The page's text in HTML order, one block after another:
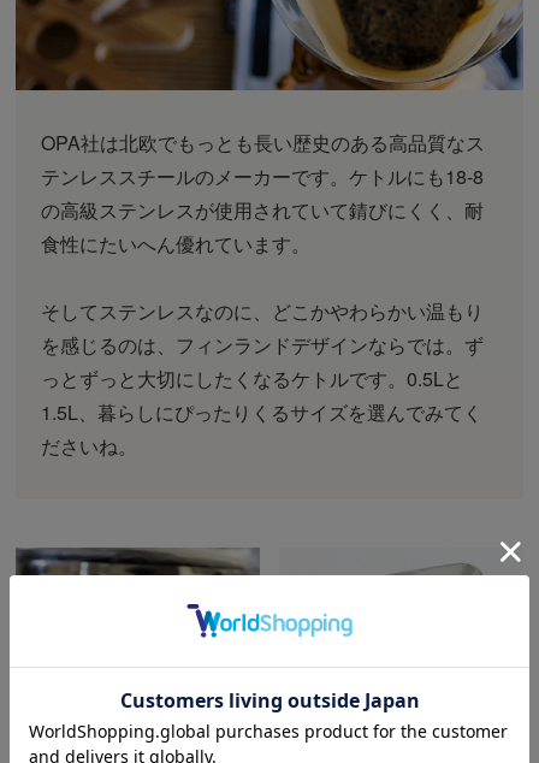
OPA社は北欧でもっとも長い歴史のある高品質なス
テンレススチールのメーカーです。ケトルにも18-8
の高級ステンレスが使用されていて錆びにくく、耐
食性にたいへん優れています。
そしてステンレスなのに、どこかやわらかい温もり
を感じるのは、フィンランドデザインならでは。ず
っとずっと大切にしたくなるケトルです。0.5Lと
1.5L、暮らしにぴったりくるサイズを選んでみてく
ださいね。
ハンドルには「OPA FINLAND
STAINLESS 18-08 0.5L」の刻
つまみもハンドルもすべてステ
ンレス。